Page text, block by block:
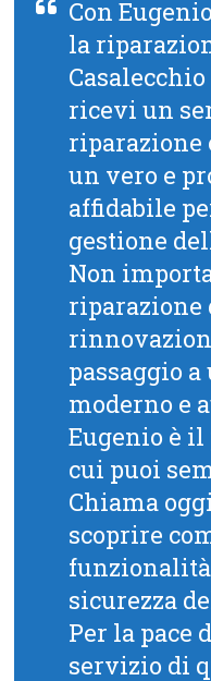
Con
la
ricevi un
riparazione
un vero e
affidabile
gestione
Non
riparazione
passaggio
moderno e
Eugenio è
cui puoi
Chiama
scoprire
sicurezza
Per la pace
servizio di